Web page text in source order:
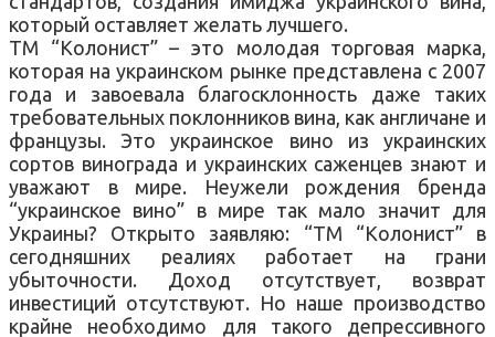
который оставляет желать лучшего.
ТМ “Колонист” – это молодая торговая марка,
которая на украинском рынке представлена с 2007
года и завоевала благосклонность даже таких
требовательных поклонников вина, как англичане и
французы. Это украинское вино из украинских
сортов винограда и украинских саженцев знают и
уважают в мире. Неужели рождения бренда
“украинское вино” в мире так мало значит для
Украины? Открыто заявляю: “ТМ “Колонист” в
сегодняшних реалиях работает на грани
убыточности. Доход отсутствует, возврат
инвестиций отсутствуют. Но наше производство
крайне необходимо для такого депрессивного